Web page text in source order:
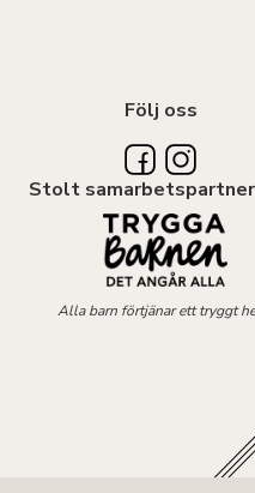
Följ oss
Stolt
Alla barn förtjänar ett tryggt